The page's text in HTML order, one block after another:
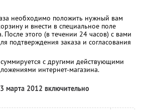
необходимо положить нужный вам
и внести в специальное поле
После этого (в течении 24 часов) с вами
подтверждения заказа и согласования
с другими действующими
интернет-магазина.
марта 2012 включительно